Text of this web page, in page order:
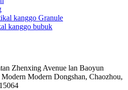
kanggo Granule
kanggo bubuk
Zhenxing Avenue lan Baoyun
Modern Dongshan, Chaozhou,